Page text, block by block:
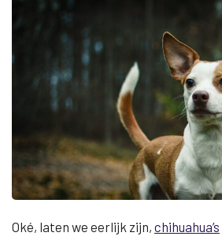
Oké, laten we eerlijk zijn, chihuahua’s